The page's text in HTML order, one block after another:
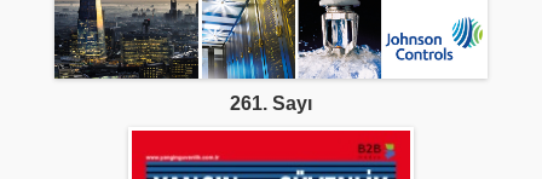
261. Sayı